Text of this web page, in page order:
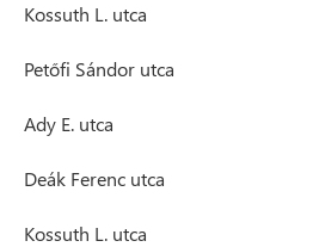
Kossuth L. utca
Petőfi Sándor utca
Ady E. utca
Deák Ferenc utca
Kossuth L. utca